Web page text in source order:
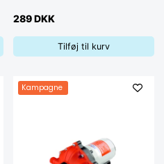
289 DKK
Tilføj til kurv
Kampagne